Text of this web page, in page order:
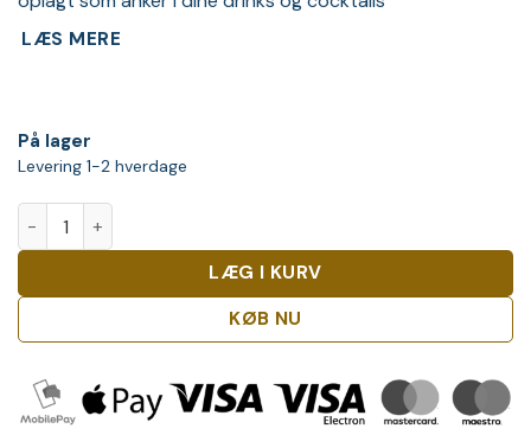
LÆS MERE
På lager
Levering 1-2 hverdage
LÆG I KURV
KØB NU